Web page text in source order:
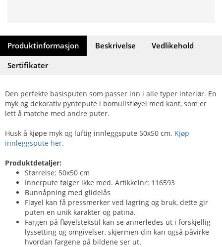
Produktinformasjon Beskrivelse
Vedlikehold
Sertifikater
Den perfekte basisputen som passer inn i alle typer interiør. En
myk og dekorativ pyntepute i bomullsfløyel med kant, som er
lett å matche med andre puter.
Husk å kjøpe myk og luftig innleggspute 50x50 cm. Kjøp
innleggspute her.
Produktdetaljer:
Størrelse: 50x50 cm
Innerpute følger ikke med. Artikkelnr: 116593
Bunnåpning med glidelås
Fløyel kan få pressmerker ved lagring og bruk, dette gir
puten en unik karakter og patina.
Fargen på fløyelstekstil kan se annerledes ut i forskjellig
lyssetting og omgivelser, skjermen din kan også påvirke
hvordan fargene på bildene ser ut.